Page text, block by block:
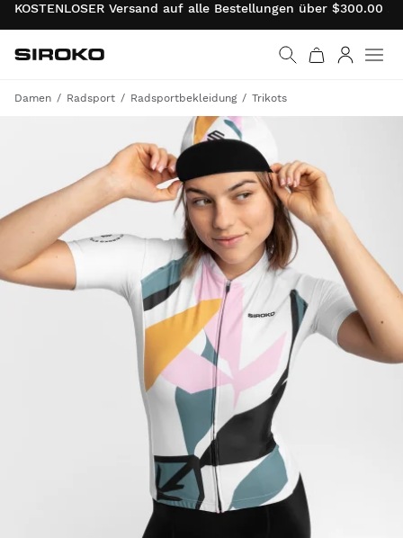
KOSTENLOSER Versand auf alle Bestellungen über $300.00
Weiter zur Startseite
Siroko.com
Damen Radsport Radsportbekleidung Trikots